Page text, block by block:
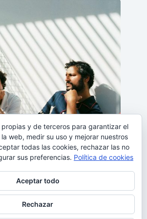
y Barcelona
propias y de terceros para garantizar el
web, medir su uso y mejorar nuestros
todas las cookies, rechazar las no
sus preferencias. Política de cookies
Aceptar todo
Rechazar